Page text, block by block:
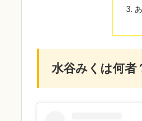
水谷みくは何者